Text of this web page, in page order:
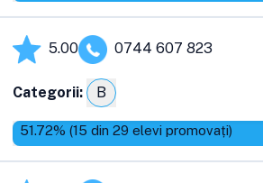
5.00 0744 607 823
Categorii: B
51.72% (15 din 29 elevi promovați)